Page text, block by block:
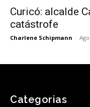
Curicó: alcalde
catástrofe
Charlene Schipmann -
Categorias